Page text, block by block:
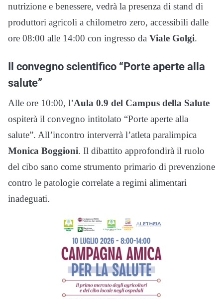
nutrizione e benessere, vedrà la presenza di stand di
produttori agricoli a chilometro zero, accessibili dalle
ore 08:00 alle 14:00 con ingresso da Viale Golgi.
Il convegno scientifico “Porte aperte alla
salute”
Alle ore 10:00, l’Aula 0.9 del Campus della Salute
ospiterà il convegno intitolato “Porte aperte alla
salute”. All’incontro interverrà l’atleta paralimpica
Monica Boggioni. Il dibattito approfondirà il ruolo
del cibo sano come strumento primario di prevenzione
contro le patologie correlate a regimi alimentari
inadeguati.